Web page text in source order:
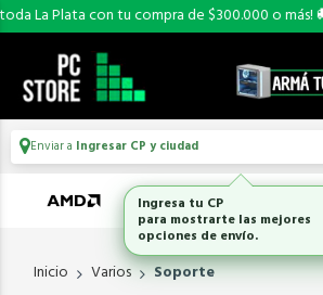
La Plata con tu compra de $300.000 o más! 🚚
Enviar a Ingresar CP y ciudad
Inicio Varios Soporte
Ingresa tu CP
para mostrarte las mejores
opciones de envío.